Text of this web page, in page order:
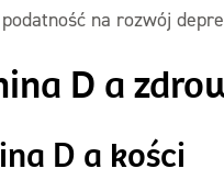
na rozwój
D a
D a kości